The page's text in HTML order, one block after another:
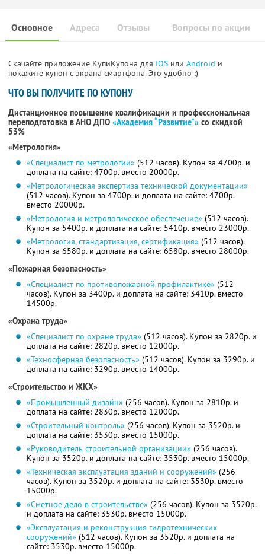
Основное Отзывы Вопросы по акции
Адреса
Скачайте приложение КупиКупона для IOS или Android и
покажите купон с экрана смартфона. Это удобно :)
ЧТО ВЫ ПОЛУЧИТЕ ПО КУПОНУ
Дистанционное повышение квалификации и профессиональная
переподготовка в АНО ДПО «Академия “Развитие"» со скидкой
53%
«Метрология»
«Специалист по метрологии» (512 часов). Купон за 4700р. и
доплата на сайте: 4700р. вместо 20000р.
«Метрологическая экспертиза технической документации»
(512 часов). Купон за 4700р. и доплата на сайте: 4700р.
вместо 20000р.
«Метрология и метрологическое обеспечение» (512 часов).
Купон за 5400р. и доплата на сайте: 5410р. вместо 23000р.
«Метрология, стандартизация, сертификация» (512 часов).
Купон за 6580р. и доплата на сайте: 6580р. вместо 28000р.
«Пожарная безопасность»
«Специалист по противопожарной профилактике» (512
часов). Купон за 3400р. и доплата на сайте: 3410р. вместо
14500р.
«Охрана труда»
«Специалист по охране труда» (512 часов). Купон за 2820р. и
доплата на сайте: 2820р. вместо 12000р.
«Техносферная безопасность» (512 часов). Купон за 3290р. и
доплата на сайте: 3290р. вместо 14000р.
«Строительство и ЖКХ»
«Промышленный дизайн» (256 часов). Купон за 2810р. и
доплата на сайте: 2830р. вместо 12000р.
«Строительный контроль» (256 часов). Купон за 3520р. и
доплата на сайте: 3530р. вместо 15000р.
«Руководитель строительной организации» (256 часов).
Купон за 3520р. и доплата на сайте: 3530р. вместо 15000р.
«Техническая эксплуатация зданий и сооружений» (256
часов). Купон за 3520р. и доплата на сайте: 3530р. вместо
15000р.
«Сметное дело в строительстве» (256 часов). Купон за 3520р.
и доплата на сайте: 3530р. вместо 15000р.
«Эксплуатация и реконструкция гидротехнических
сооружений» (512 часов). Купон за 3520р. и доплата на
сайте: 3530р. вместо 15000р.